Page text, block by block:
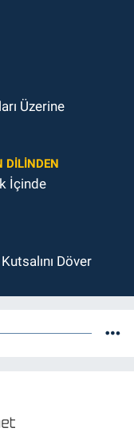
Üzerine
DILINDEN
İçinde
Döver